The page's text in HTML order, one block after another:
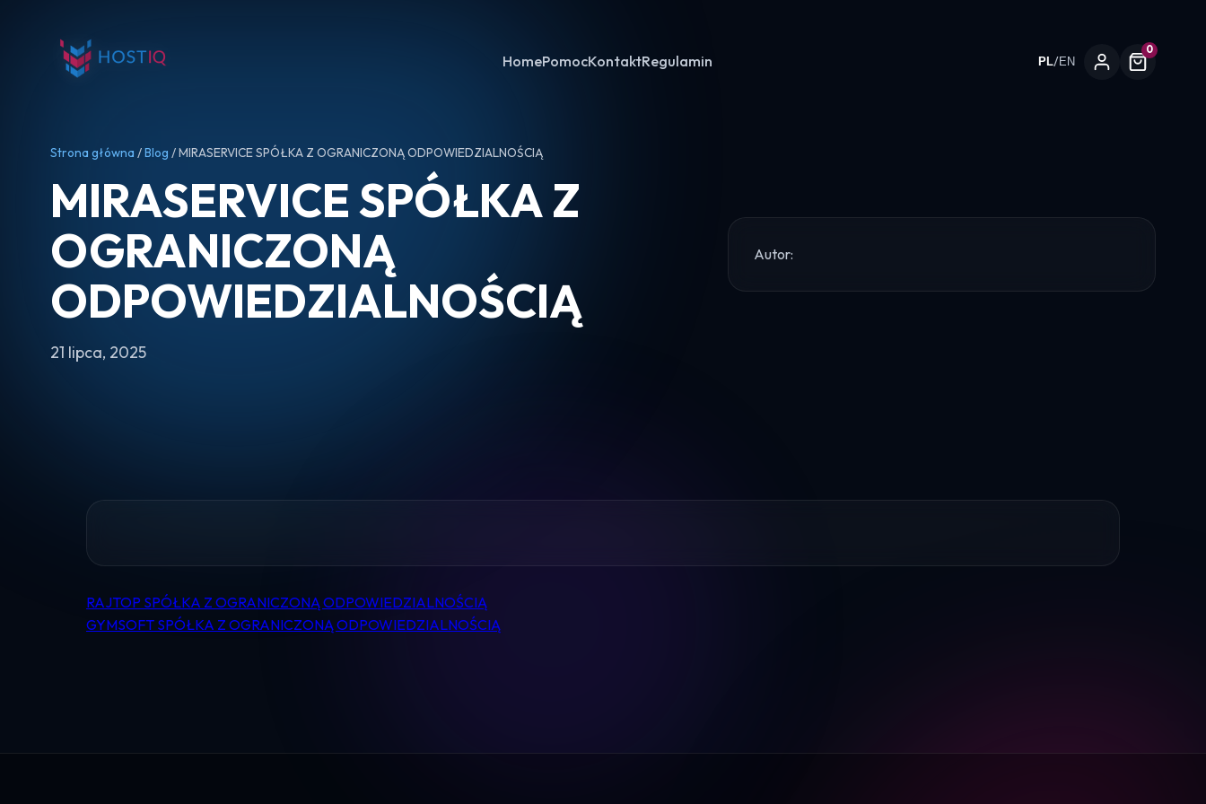
HomePomocKontaktRegulamin PL/EN
0
Strona główna /Blog / MIRASERVICE SPÓŁKA Z OGRANICZONĄ ODPOWIEDZIALNOŚCIĄ
MIRASERVICE SPÓŁKA Z
OGRANICZONĄ
ODPOWIEDZIALNOŚCIĄ
21 lipca, 2025
Autor:
Nawigacja
RAJTOP SPÓŁKA Z OGRANICZONĄ ODPOWIEDZIALNOŚCIĄ
GYMSOFT SPÓŁKA Z OGRANICZONĄ ODPOWIEDZIALNOŚCIĄ